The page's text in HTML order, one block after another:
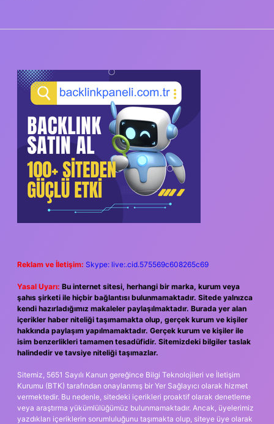
SIDEBAR
Reklam ve İletişim: Skype: live:.cid.575569c608265c69
Yasal Uyarı: Bu internet sitesi, herhangi bir marka, kurum veya
şahıs şirketi ile hiçbir bağlantısı bulunmamaktadır. Sitede yalnızca
kendi hazırladığımız makaleler paylaşılmaktadır. Burada yer alan
içerikler haber niteliği taşımamakta olup, gerçek kurum ve kişiler
hakkında paylaşım yapılmamaktadır. Gerçek kurum ve kişiler ile
isim benzerlikleri tamamen tesadüfidir. Sitemizdeki bilgiler taslak
halindedir ve tavsiye niteliği taşımazlar.
Sitemiz, 5651 Sayılı Kanun gereğince Bilgi Teknolojileri ve İletişim
Kurumu (BTK) tarafından onaylanmış bir Yer Sağlayıcı olarak hizmet
vermektedir. Bu nedenle, sitedeki içerikleri proaktif olarak denetleme
veya araştırma yükümlülüğümüz bulunmamaktadır. Ancak, üyelerimiz
yazdıkları içeriklerin sorumluluğunu taşımakta olup, siteye üye olarak